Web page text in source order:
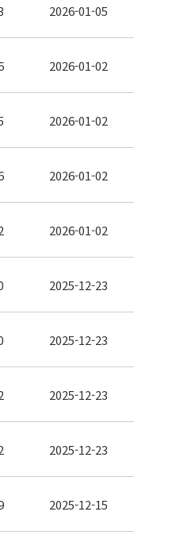
2026-01-05
2026-01-02
2026-01-02
2026-01-02
2026-01-02
2025-12-23
2025-12-23
2025-12-23
2025-12-23
2025-12-15